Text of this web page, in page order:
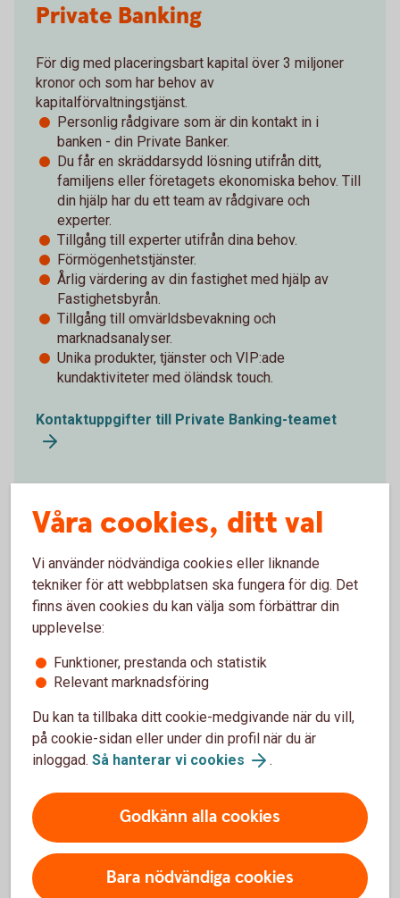
Private Banking
För dig med placeringsbart kapital över 3 miljoner
kronor och som har behov av
kapitalförvaltningstjänst.
Personlig rådgivare som är din kontakt in i
banken - din Private Banker.
Du får en skräddarsydd lösning utifrån ditt,
familjens eller företagets ekonomiska behov. Till
din hjälp har du ett team av rådgivare och
experter.
Tillgång till experter utifrån dina behov.
Förmögenhetstjänster.
Årlig värdering av din fastighet med hjälp av
Fastighetsbyrån.
Tillgång till omvärldsbevakning och
marknadsanalyser.
Unika produkter, tjänster och VIP:ade
kundaktiviteter med öländsk touch.
Kontaktuppgifter till Private Banking-teamet
Intresseanmälan
För att se detta innehåll behöver du först
godkänna cookies för Funktioner, prestanda
Inställningar för cookies
Våra cookies, ditt val
Vi använder nödvändiga cookies eller liknande
tekniker för att webbplatsen ska fungera för dig. Det
finns även cookies du kan välja som förbättrar din
upplevelse:
Funktioner, prestanda och statistik
Relevant marknadsföring
Du kan ta tillbaka ditt cookie-medgivande när du vill,
på cookie-sidan eller under din profil när du är
inloggad. Så hanterar vi cookies .
Godkänn alla cookies
Bara nödvändiga cookies